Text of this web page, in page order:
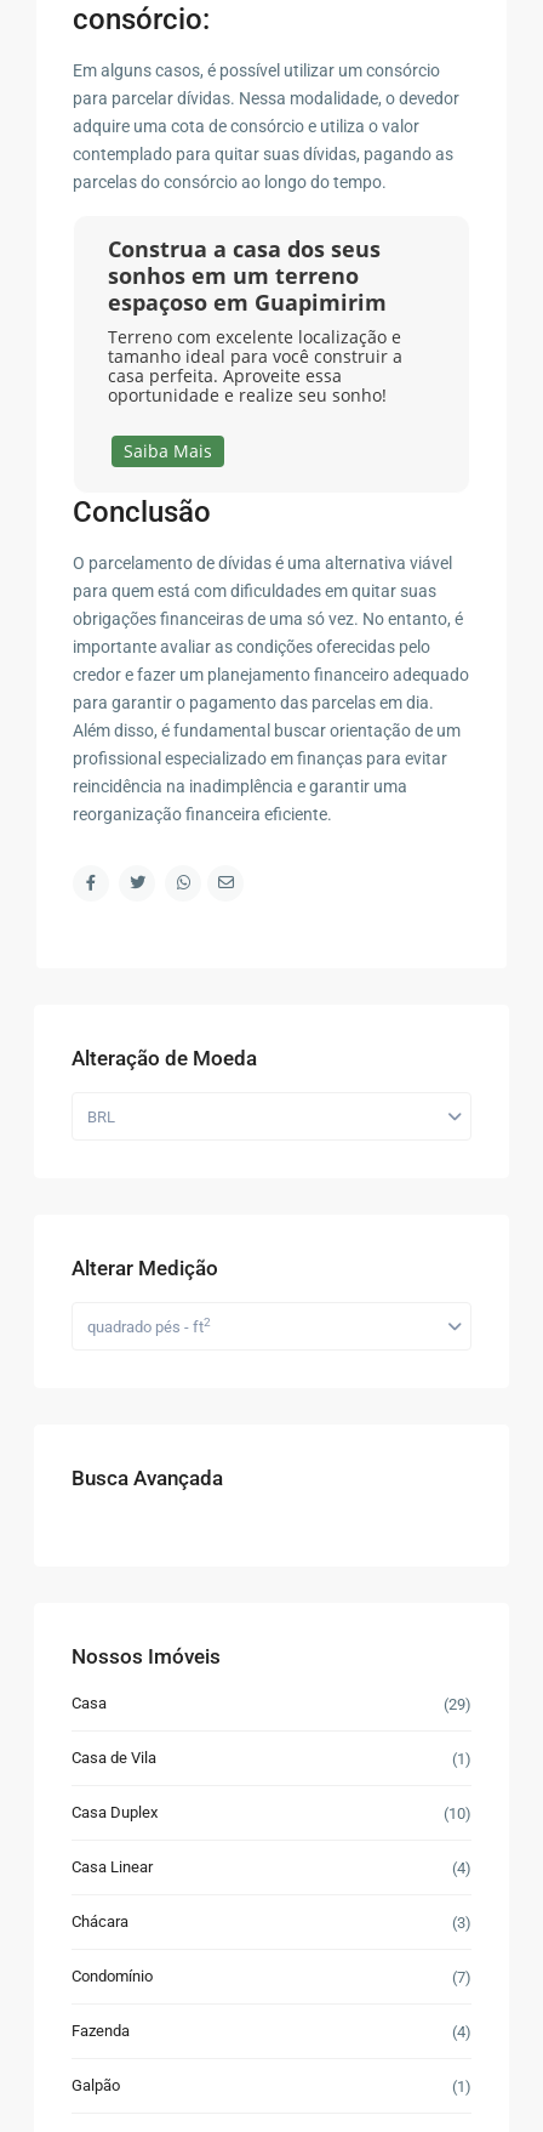
consórcio:
Em alguns casos, é possível utilizar um consórcio
para parcelar dívidas. Nessa modalidade, o devedor
adquire uma cota de consórcio e utiliza o valor
contemplado para quitar suas dívidas, pagando as
parcelas do consórcio ao longo do tempo.
Construa a casa dos seus
sonhos em um terreno
espaçoso em Guapimirim
Terreno com excelente localização e
tamanho ideal para você construir a
casa perfeita. Aproveite essa
oportunidade e realize seu sonho!
Saiba Mais
Conclusão
O parcelamento de dívidas é uma alternativa viável
para quem está com dificuldades em quitar suas
obrigações financeiras de uma só vez. No entanto, é
importante avaliar as condições oferecidas pelo
credor e fazer um planejamento financeiro adequado
para garantir o pagamento das parcelas em dia.
Além disso, é fundamental buscar orientação de um
profissional especializado em finanças para evitar
reincidência na inadimplência e garantir uma
reorganização financeira eficiente.
Alteração de Moeda
BRL
Alterar Medição
quadrado pés - ft2
Busca Avançada
Nossos Imóveis
Casa (29)
Casa de Vila (1)
Casa Duplex (10)
Casa Linear (4)
Chácara (3)
Condomínio (7)
Fazenda (4)
Galpão (1)